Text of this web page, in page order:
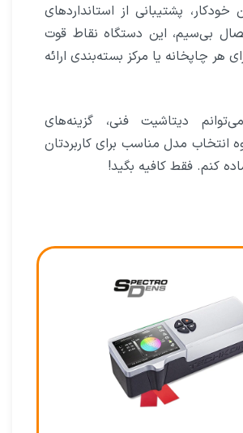
خودکار، پشتیبانی از استانداردهای
بی‌سیم، این دستگاه نقاط قوت
هر چاپخانه یا مرکز بسته‌بندی ارائه
دیتاشیت فنی، گزینه‌های
انتخاب مدل مناسب برای کاربردتان
کنم. فقط کافیه بگید!